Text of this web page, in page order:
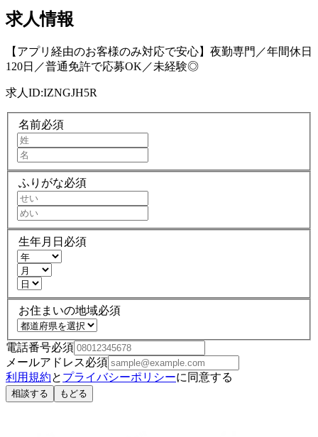
求人情報
【アプリ経由のお客様のみ対応で安心】夜勤専門／年間休日
120日／普通免許で応募OK／未経験◎
求人ID:IZNGJH5R
名前必須
ふりがな必須
生年月日 必須
お住まいの地域必須
電話番号必須
メールアドレス必須
利用規約と プライバシーポリシーに同意する
相談する もどる